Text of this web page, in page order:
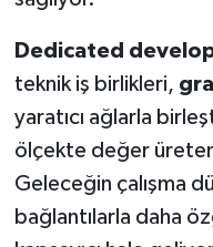
Dedicated
teknik iş birlikleri,
yaratıcı ağlarla
ölçekte değer
Geleceğin çalışma
bağlantılarla daha